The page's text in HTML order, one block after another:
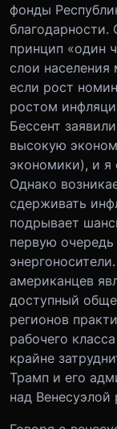
фонды
благодарности.
принцип «один
слои населения
если рост
ростом
Бессент
высокую
экономики), и я
Однако
сдерживать
подрывает
первую
американцев
доступный
регионов
рабочего
крайне
Трамп и его
над Венесуэлой